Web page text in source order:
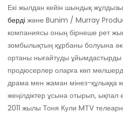
Екі жылдан кейін шындық жұлдызы
берді және Bunim / Murray
компаниясы оның бірнеше рет
зомбылықтың құрбаны болуына
ортаны нығайтуды
продюсерлер оларға көп
драма мен жаман мінез-құлыққа
жеңілдіктер ұсына отырып, ықпал
2011 жылы Тоня Кули MTV